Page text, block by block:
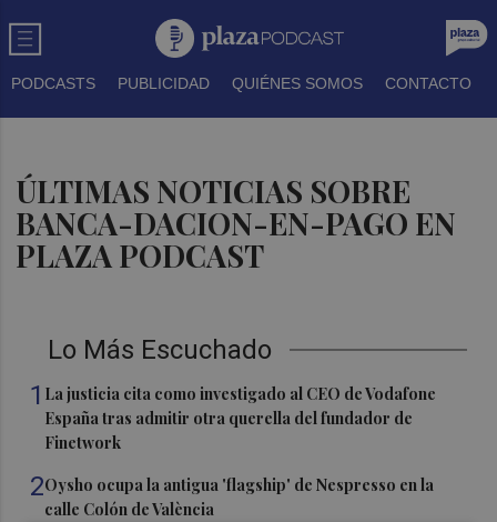
PODCASTS PUBLICIDAD QUIÉNES SOMOS CONTACTO
ÚLTIMAS NOTICIAS SOBRE
BANCA-DACION-EN-PAGO EN
PLAZA PODCAST
Lo Más Escuchado
1 La justicia cita como investigado al CEO de Vodafone
España tras admitir otra querella del fundador de
Finetwork
2Oysho ocupa la antigua 'flagship' de Nespresso en la
calle Colón de València